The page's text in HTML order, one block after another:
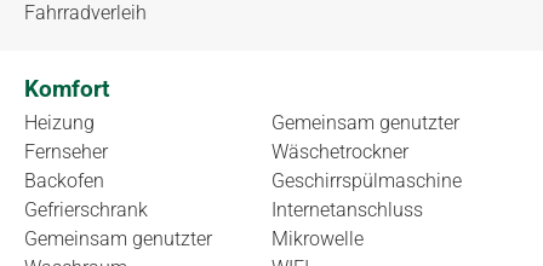
Fahrradverleih
Komfort
Heizung
Fernseher
Backofen
Gefrierschrank
Gemeinsam genutzter
Gemeinsam genutzter
Wäschetrockner
Geschirrspülmaschine
Internetanschluss
Mikrowelle